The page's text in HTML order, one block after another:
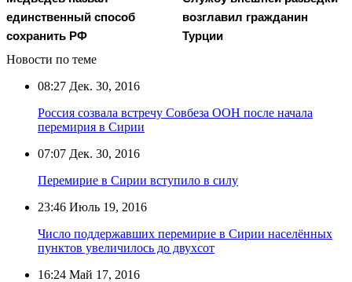
единственный способ
сохранить РФ
возглавил гражданин
Турции
Новости по теме
08:27 Дек. 30, 2016
Россия созвала встречу Совбеза ООН после начала
перемирия в Сирии
07:07 Дек. 30, 2016
Перемирие в Сирии вступило в силу
23:46 Июль 19, 2016
Число поддержавших перемирие в Сирии населённых
пунктов увеличилось до двухсот
16:24 Май 17, 2016